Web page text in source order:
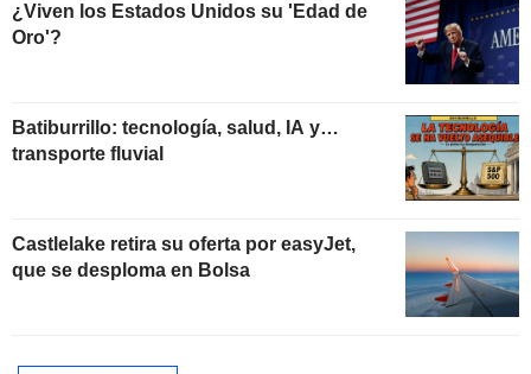
¿Viven los Estados Unidos su 'Edad de
Oro'?
Batiburrillo: tecnología, salud, IA y…
transporte fluvial
Castlelake retira su oferta por easyJet,
que se desploma en Bolsa